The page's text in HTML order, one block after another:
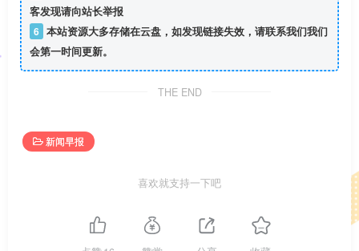
客发现请向站长举报
6 本站资源大多存储在云盘，如发现链接失效，请联系我们我们
会第一时间更新。
THE END
新闻早报
喜欢就支持一下吧